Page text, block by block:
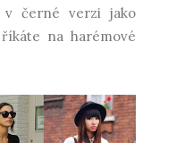
v černé verzi jako
na harémové